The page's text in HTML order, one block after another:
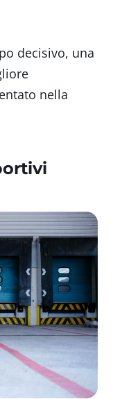
decisivo, una
nella